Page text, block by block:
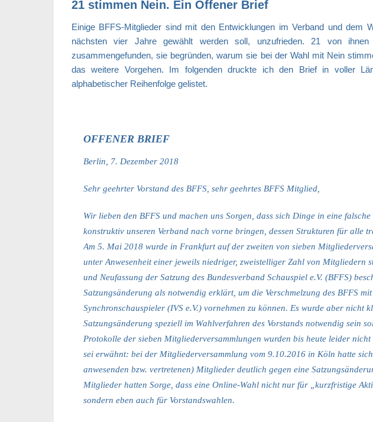
21 stimmen Nein. Ein Offener Brief
Einige BFFS-Mitglieder sind mit den Entwicklungen im Verband und dem
nächsten vier Jahre gewählt werden soll, unzufrieden. 21 von
zusammengefunden, sie begründen, warum sie bei der Wahl mit Nein
das weitere Vorgehen. Im folgenden druckte ich den Brief in voller
alphabetischer Reihenfolge gelistet.
OFFENER BRIEF
Berlin, 7. Dezember 2018
Sehr geehrter Vorstand des BFFS, sehr geehrtes BFFS Mitglied,
Wir lieben den BFFS und machen uns Sorgen, dass sich Dinge in eine
konstruktiv unseren Verband nach vorne bringen, dessen Strukturen für alle
Am 5. Mai 2018 wurde in Frankfurt auf der zweiten von sieben
unter Anwesenheit einer jeweils niedriger, zweistelliger Zahl von Mitgliedern
und Neufassung der Satzung des Bundesverband Schauspiel e.V. (BFFS)
Satzungsänderung als notwendig erklärt, um die Verschmelzung des BFFS
Synchronschauspieler (IVS e.V.) vornehmen zu können. Es wurde aber nicht
Satzungsänderung speziell im Wahlverfahren des Vorstands notwendig sein
Protokolle der sieben Mitgliederversammlungen wurden bis heute leider
sei erwähnt: bei der Mitgliederversammlung vom 9.10.2016 in Köln hatte
anwesenden bzw. vertretenen) Mitglieder deutlich gegen eine
Mitglieder hatten Sorge, dass eine Online-Wahl nicht nur für „kurzfristige
sondern eben auch für Vorstandswahlen.